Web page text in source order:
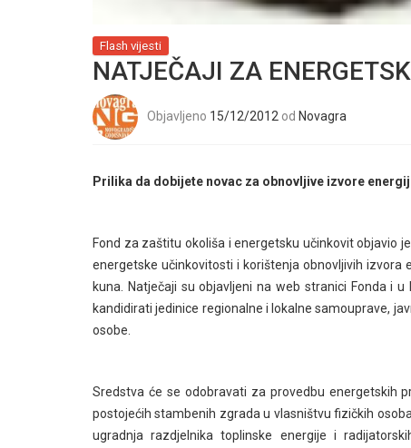
Flash vijesti
NATJEČAJI ZA
Objavljeno 15/12/2012 od Novagra
Prilika da dobijete novac za obnovljive izvore
Fond za zaštitu okoliša i energetsku učinkovit objavio
energetske učinkovitosti i korištenja obnovljivih
kuna. Natječaji su objavljeni na web stranici Fonda i
kandidirati jedinice regionalne i lokalne samouprave,
osobe.
Sredstva će se odobravati za provedbu energetskih
postojećih stambenih zgrada u vlasništvu fizičkih
ugradnja razdjelnika toplinske energije i